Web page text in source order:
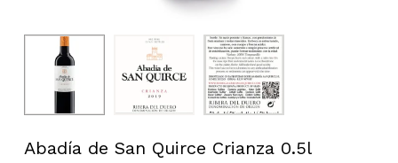
Abadía de San Quirce Crianza 0.5l